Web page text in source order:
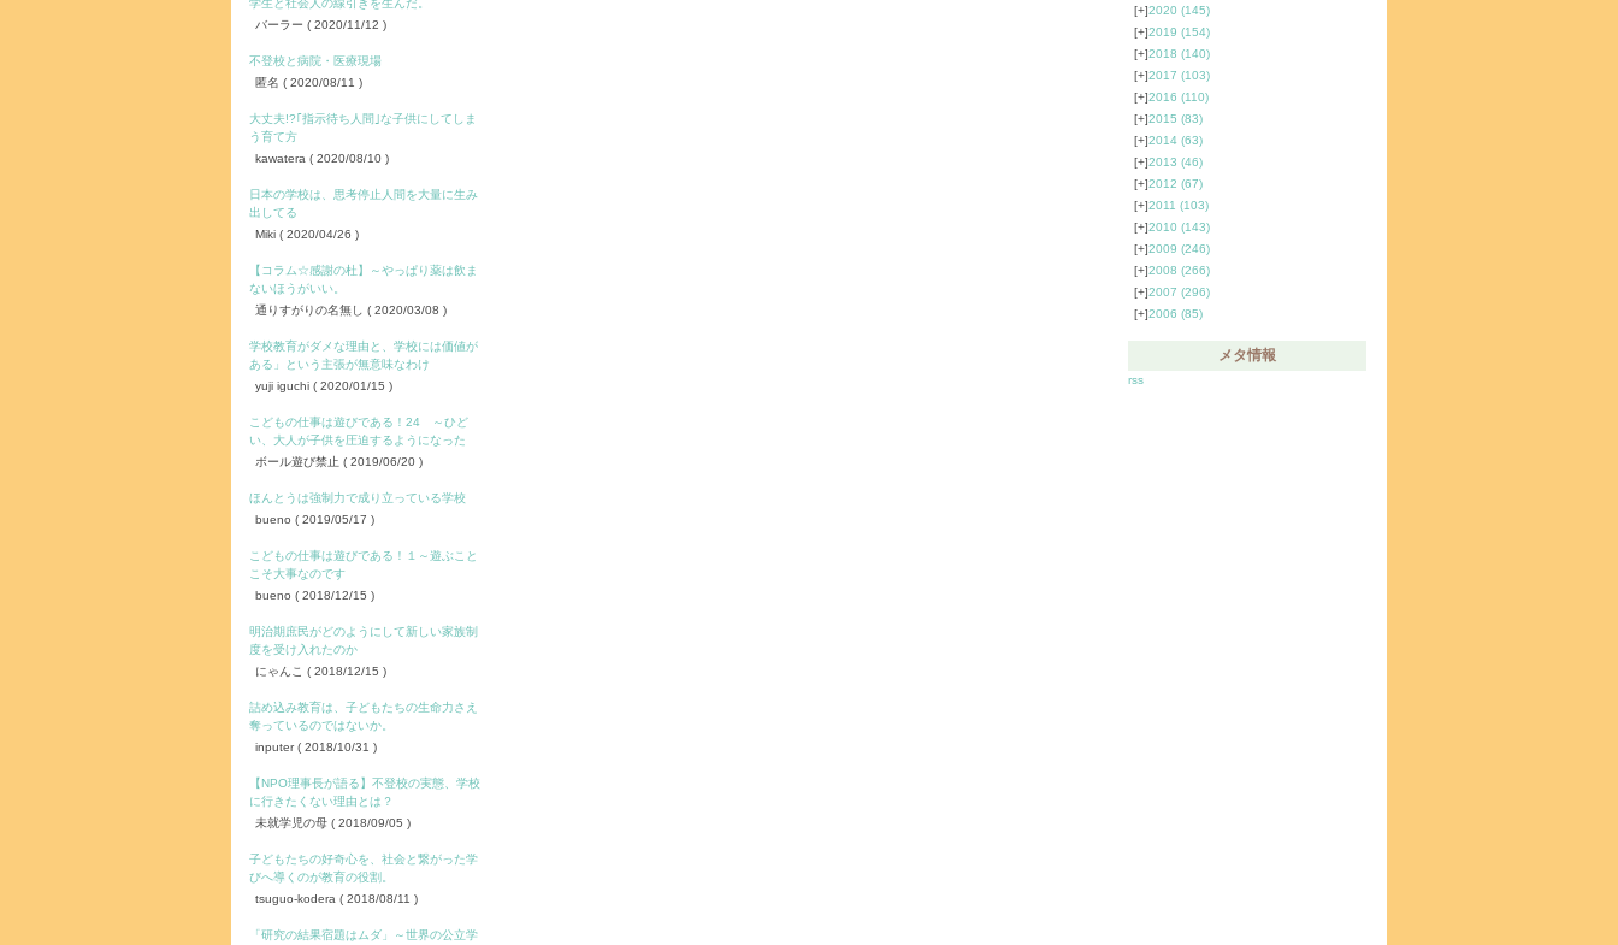
学生と社会人の線引きを生んだ。
バーラー ( 2020/11/12 )
不登校と病院・医療現場
匿名 ( 2020/08/11 )
大丈夫!?｢指示待ち人間｣な子供にしてしま
う育て方
kawatera ( 2020/08/10 )
日本の学校は、思考停止人間を大量に生み
出してる
Miki ( 2020/04/26 )
【コラム☆感謝の杜】～やっぱり薬は飲ま
ないほうがいい。
通りすがりの名無し ( 2020/03/08 )
学校教育がダメな理由と、学校には価値が
ある」という主張が無意味なわけ
yuji iguchi ( 2020/01/15 )
こどもの仕事は遊びである！24 ～ひど
い、大人が子供を圧迫するようになった
ボール遊び禁止 ( 2019/06/20 )
ほんとうは強制力で成り立っている学校
bueno ( 2019/05/17 )
こどもの仕事は遊びである！１～遊ぶこと
こそ大事なのです
bueno ( 2018/12/15 )
明治期庶民がどのようにして新しい家族制
度を受け入れたのか
にゃんこ ( 2018/12/15 )
詰め込み教育は、子どもたちの生命力さえ
奪っているのではないか。
inputer( 2018/10/31 )
【NPO理事長が語る】不登校の実態、学校
に行きたくない理由とは？
未就学児の母 ( 2018/09/05 )
子どもたちの好奇心を、社会と繋がった学
びへ導くのが教育の役割。
tsuguo-kodera ( 2018/08/11 )
「研究の結果宿題はムダ」～世界の公立学
[+]2020 (145)
[+]2019 (154)
[+]2018 (140)
[+]2017 (103)
[+]2016 (110)
[+]2015 (83)
[+]2014 (63)
[+]2013 (46)
[+]2012 (67)
[+]2011 (103)
[+]2010 (143)
[+]2009 (246)
[+]2008 (266)
[+]2007 (296)
[+]2006 (85)
メタ情報
rss